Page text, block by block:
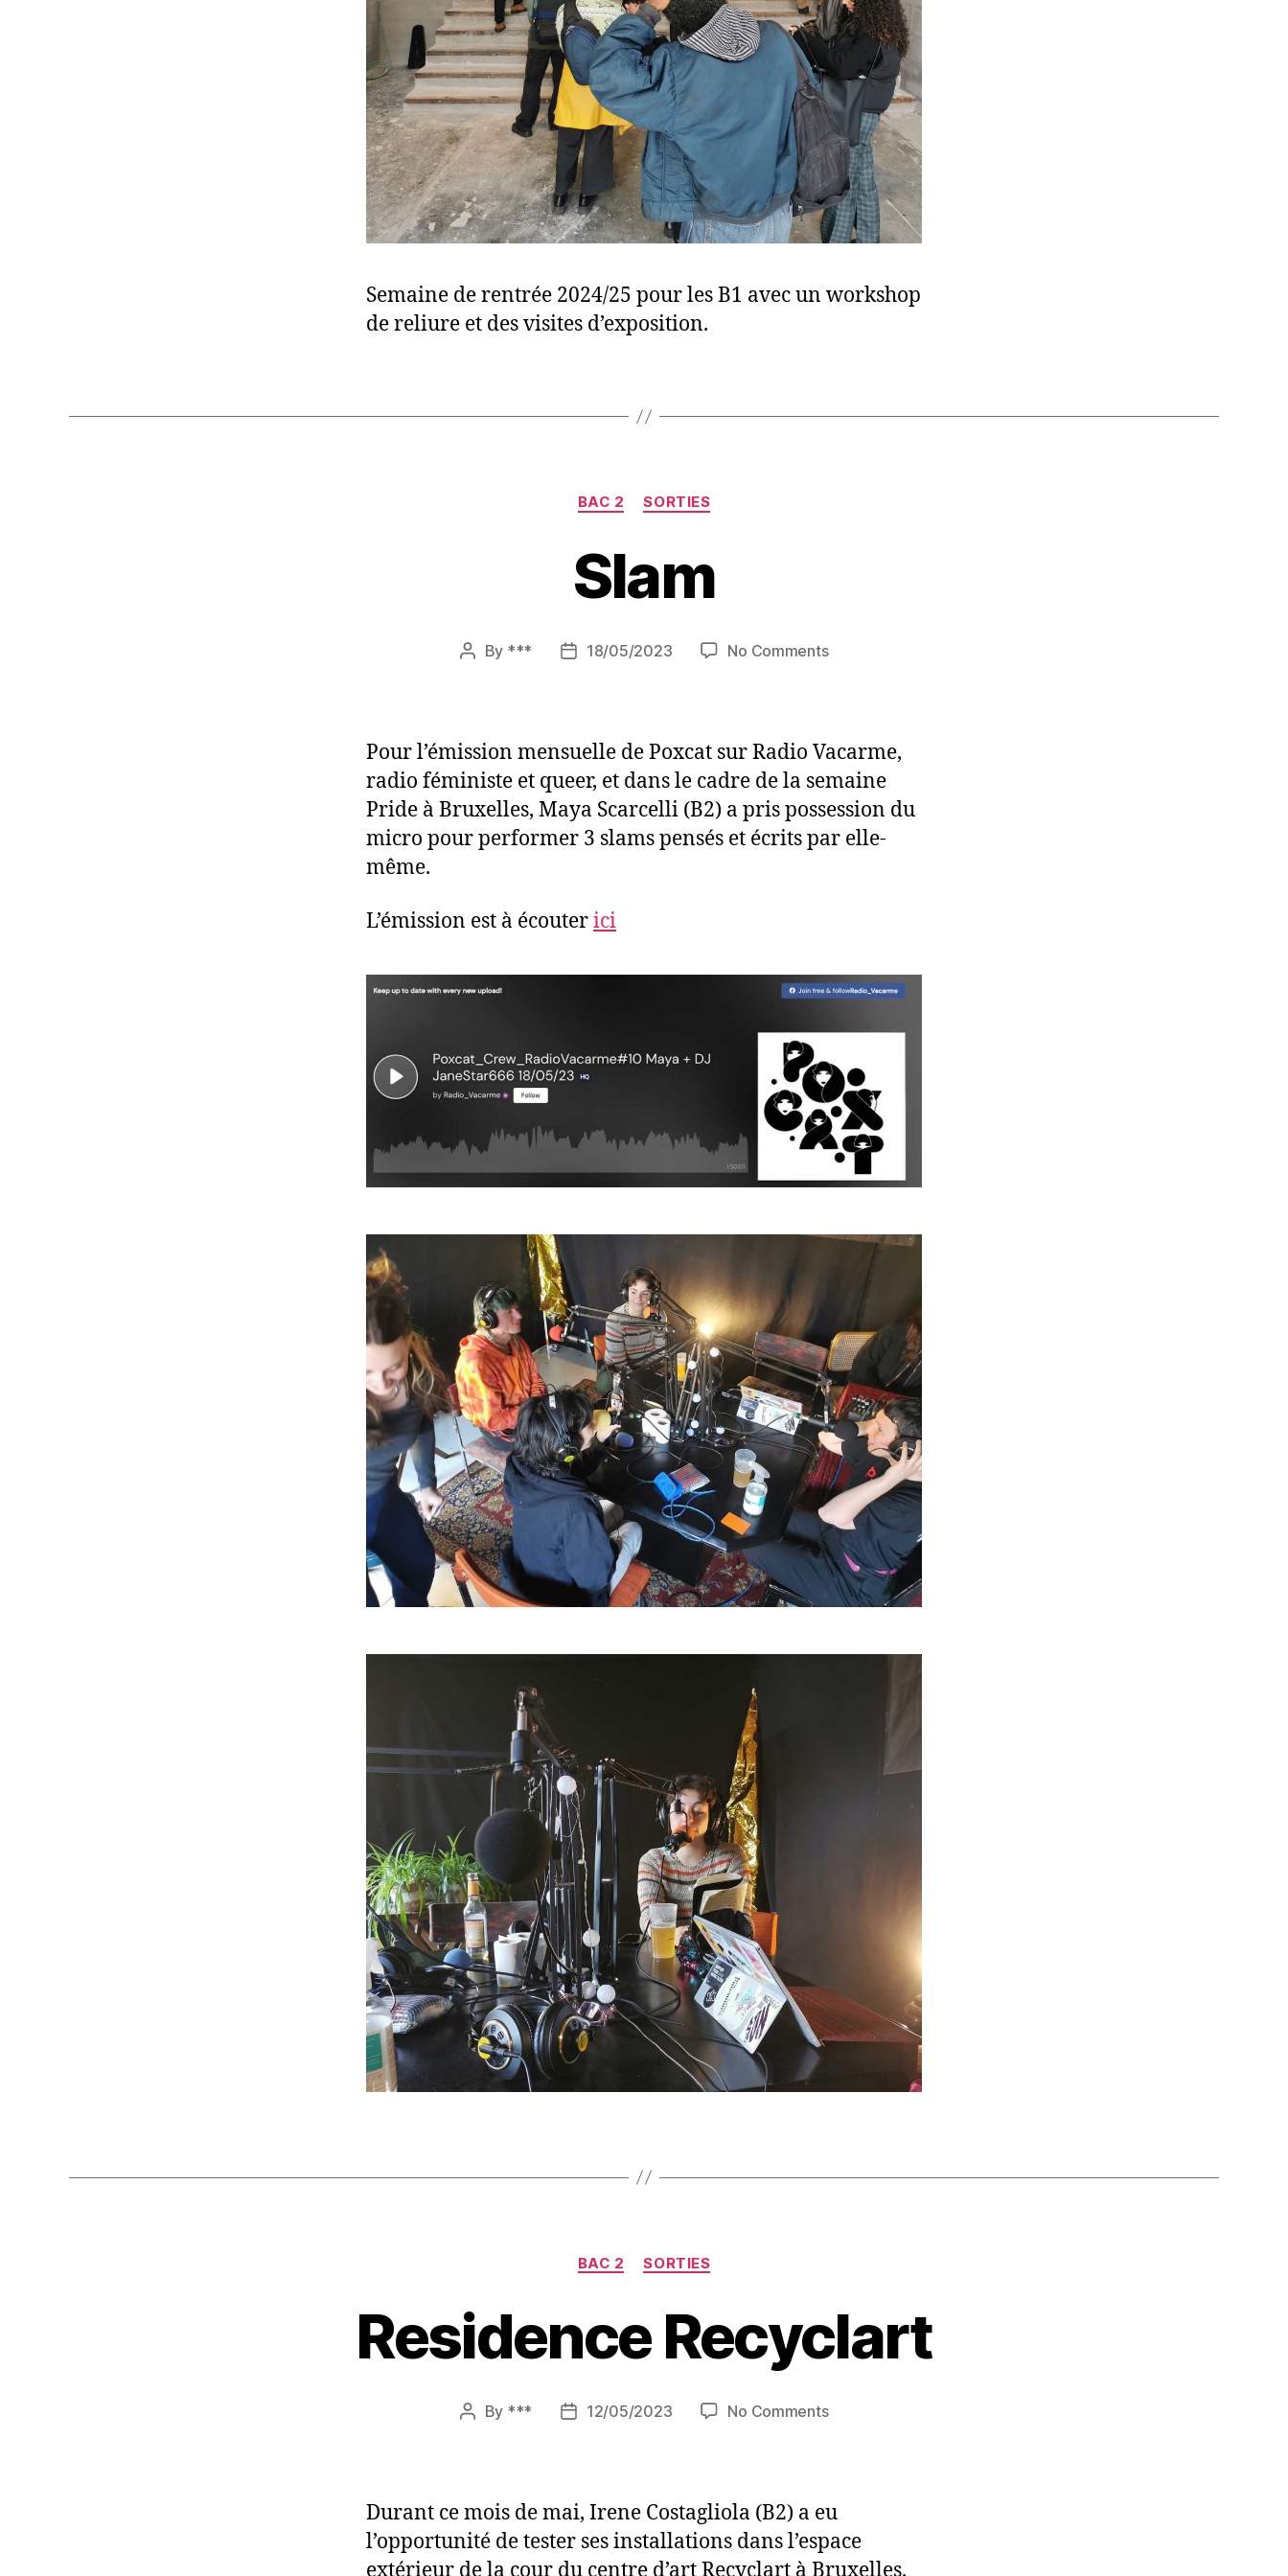
Semaine de rentrée 2024/25 pour les B1 avec un workshop
de reliure et des visites d’exposition.
Categories
BAC 2 SORTIES
Slam
Post
By ***
Post18/05/2023 No Commentson
Pour l’émission mensuelle de Poxcat sur Radio Vacarme,
radio féministe et queer, et dans le cadre de la semaine
Pride à Bruxelles, Maya Scarcelli (B2) a pris possession du
micro pour performer 3 slams pensés et écrits par elle-
même.
L’émission est à écouterici
Categories
BAC 2 SORTIES
Residence Recyclart
Post
By ***
Post12/05/2023 No Commentson
Durant ce mois de mai, Irene Costagliola (B2) a eu
l’opportunité de tester ses installations dans l’espace